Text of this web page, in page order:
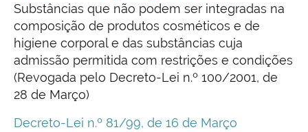
Substâncias que não podem ser integradas na
composição de produtos cosméticos e de
higiene corporal e das substâncias cuja
admissão permitida com restrições e condições
(Revogada pelo Decreto-Lei n.º 100/2001, de
28 de Março)
Decreto-Lei n.º 81/99, de 16 de Março